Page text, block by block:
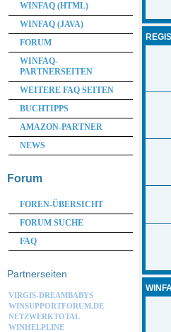
WINFAQ (HTML)
WINFAQ (JAVA)
FORUM
WINFAQ-
PARTNERSEITEN
WEITERE FAQ SEITEN
BUCHTIPPS
AMAZON-PARTNER
NEWS
Forum
FOREN-ÜBERSICHT
FORUM SUCHE
FAQ
Partnerseiten
VIRGIS-DREAMBABYS
WINSUPPORTFORUM.DE
NETZWERKTOTAL
WINHELPLINE